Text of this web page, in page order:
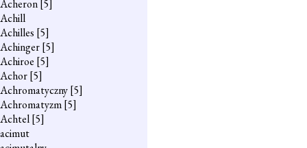
Acheron[5]
Achill
Achilles [5]
Achinger[5]
Achiroe [5]
Achor[5]
Achromatyczny[5]
Achromatyzm[5]
Achtel[5]
acimut